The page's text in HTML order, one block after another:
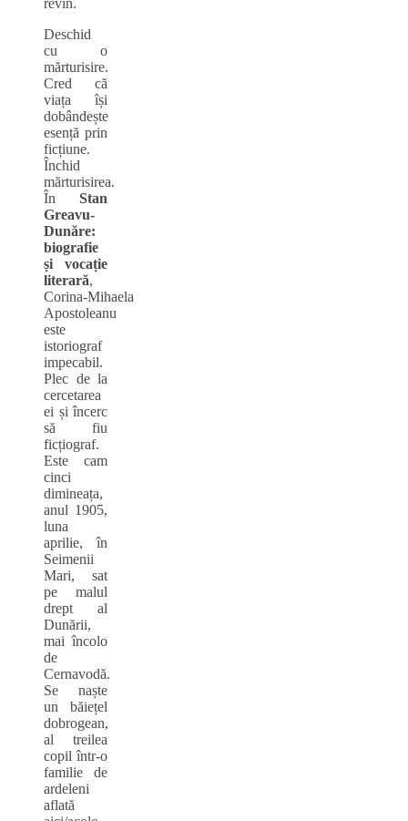
Deschid
cu o
mărturisire.
Cred că
viața își
dobândește
esență prin
ficțiune.
Închid
mărturisirea.
În Stan
Greavu-
Dunăre:
biografie
și vocație
literară,
Corina‑Mihaela
Apostoleanu
este
istoriograf
impecabil.
Plec de la
cercetarea
ei și încerc
să fiu
ficțiograf.
Este cam
cinci
dimineața,
anul 1905,
luna
aprilie, în
Seimenii
Mari, sat
pe malul
drept al
Dunării,
mai încolo
de
Cernavodă.
Se naște
un băiețel
dobrogean,
al treilea
copil într‑o
familie de
ardeleni
aflată